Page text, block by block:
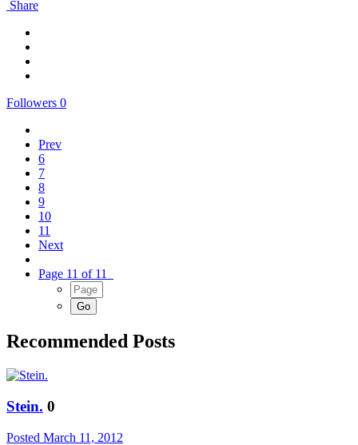
Share
Followers 0
Prev
6
7
8
9
10
11
Next
Page 11 of 11
Recommended Posts
Stein. 0
Posted March 11, 2012